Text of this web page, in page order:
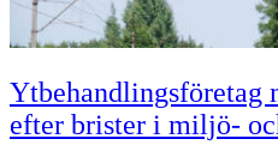
Ytbehandlingsföretag
efter brister i miljö-